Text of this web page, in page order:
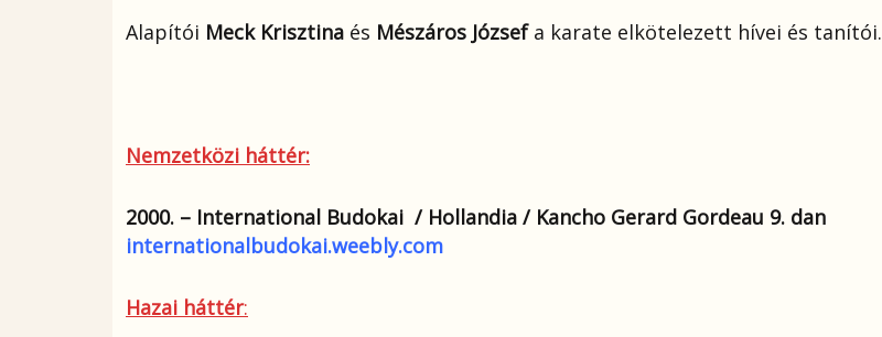
Alapítói Meck Krisztina és Mészáros Józsefa karate elkötelezett hívei és tanítói.
Nemzetközi háttér:
2000. – International Budokai / Hollandia / Kancho Gerard Gordeau 9. dan
internationalbudokai.weebly.com
Hazai háttér: